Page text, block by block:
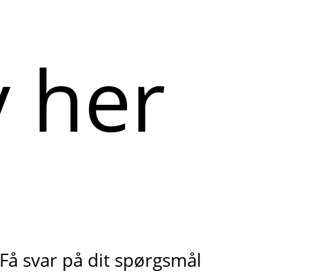
Få svar på dit spørgsmål